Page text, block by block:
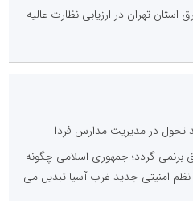
تهران در ارزیابی نظارت عالیه
تحول در مدیریت مدارس فردا
برنمی گردد؛ جمهوری اسلامی چگونه
نظم امنیتی جدید غرب آسیا تبدیل می